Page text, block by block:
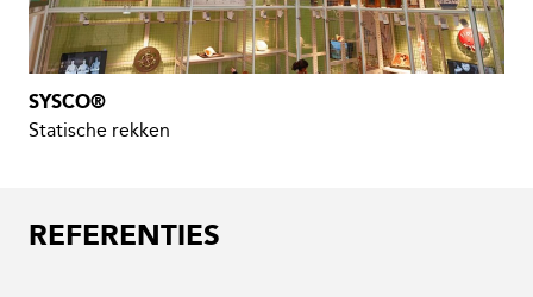
SYSCO®
Statische rekken
REFERENTIES